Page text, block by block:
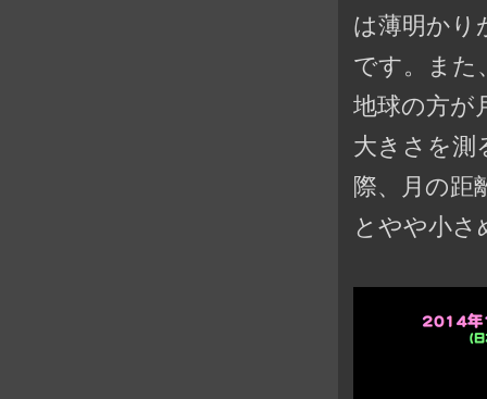
は薄明かり
です。また
地球の方が
大きさを測
際、月の距
とやや小さ